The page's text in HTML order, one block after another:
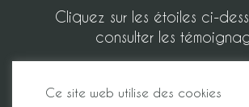
Cliquez sur les étoiles ci-
consulter les
Ce site web utilise des cookies